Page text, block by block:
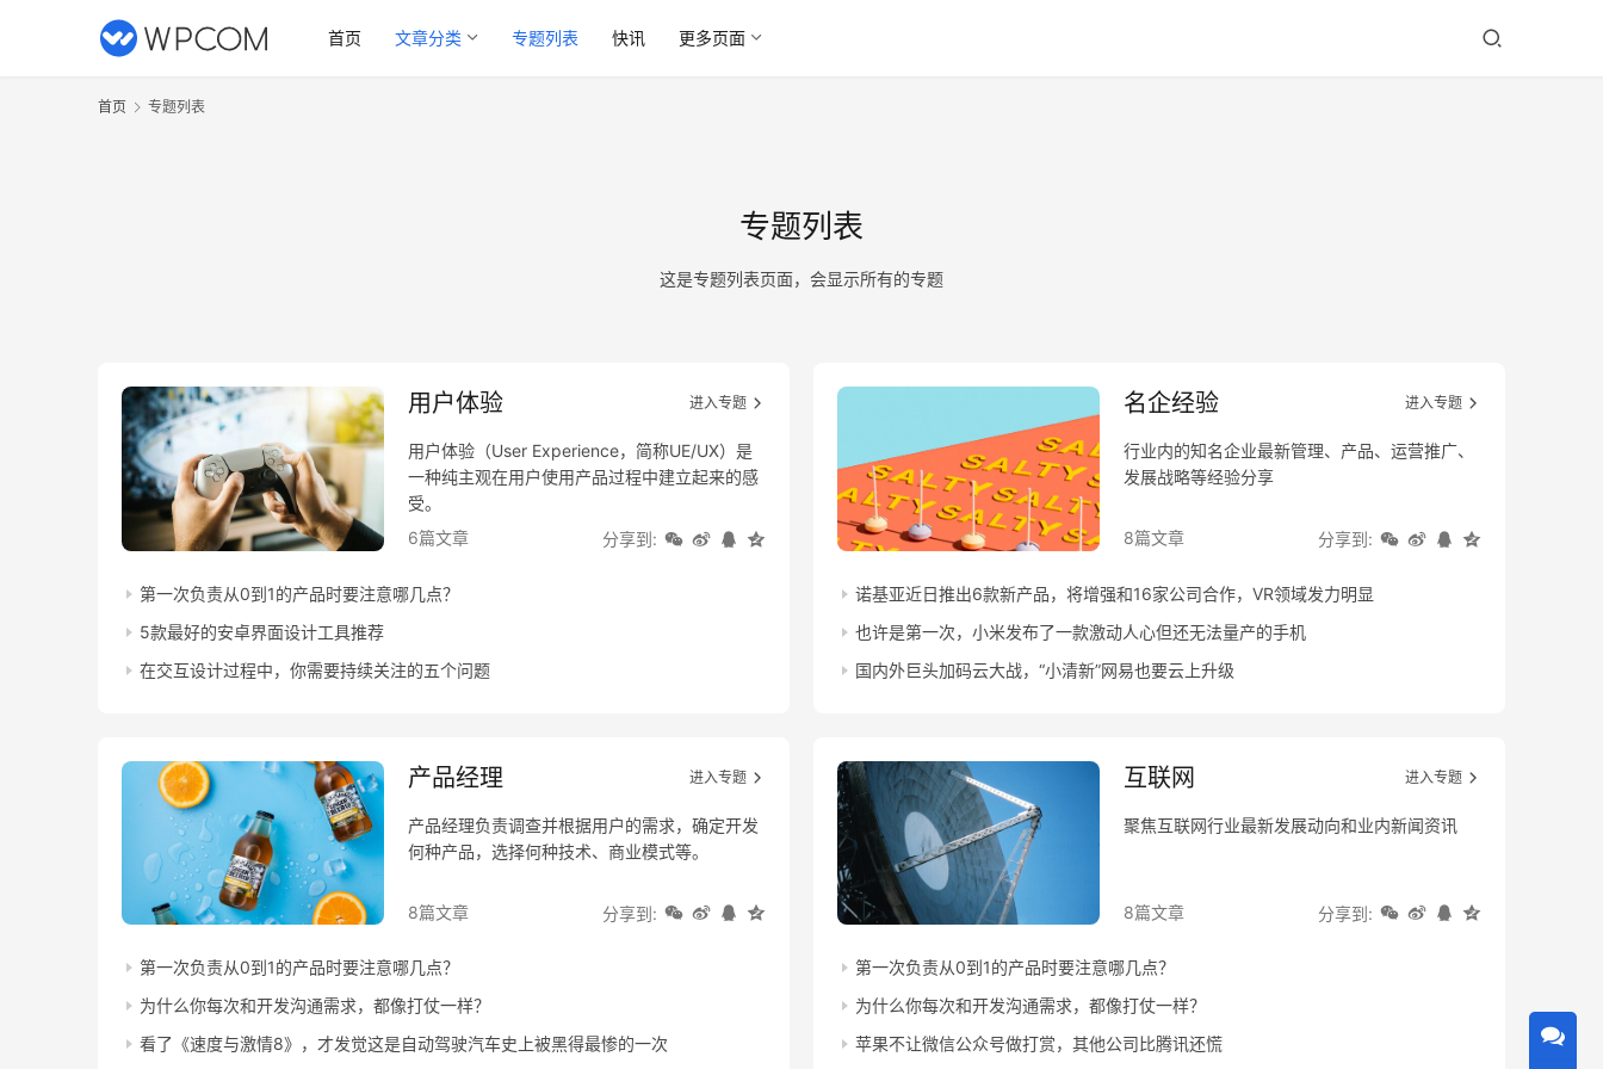
首页 文章分类 专题列表 快讯 更多页面
首页 专题列表
专题列表
这是专题列表页面，会显示所有的专题
用户体验 进入专题
用户体验（User Experience，简称UE/UX）是
一种纯主观在用户使用产品过程中建立起来的感
受。
6篇文章
分享到:
第一次负责从0到1的产品时要注意哪几点？
5款最好的安卓界面设计工具推荐
在交互设计过程中，你需要持续关注的五个问题
名企经验 进入专题
行业内的知名企业最新管理、产品、运营推广、
发展战略等经验分享
8篇文章 分享到:
诺基亚近日推出6款新产品，将增强和16家公司合作，VR领域发力明显
也许是第一次，小米发布了一款激动人心但还无法量产的手机
国内外巨头加码云大战，“小清新”网易也要云上升级
产品经理 进入专题
产品经理负责调查并根据用户的需求，确定开发
何种产品，选择何种技术、商业模式等。
8篇文章 分享到:
第一次负责从0到1的产品时要注意哪几点？
为什么你每次和开发沟通需求，都像打仗一样？
看了《速度与激情8》，才发觉这是自动驾驶汽车史上被黑得最惨的一次
互联网 进入专题
聚焦互联网行业最新发展动向和业内新闻资讯
8篇文章 分享到:
第一次负责从0到1的产品时要注意哪几点？
为什么你每次和开发沟通需求，都像打仗一样？
苹果不让微信公众号做打赏，其他公司比腾讯还慌